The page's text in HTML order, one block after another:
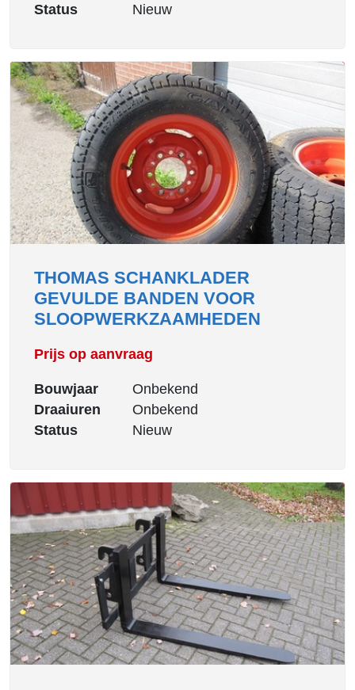
Status
Nieuw
THOMAS SCHANKLADER
GEVULDE BANDEN VOOR
SLOOPWERKZAAMHEDEN
Prijs op aanvraag
Bouwjaar
Onbekend
Draaiuren
Onbekend
Status
Nieuw